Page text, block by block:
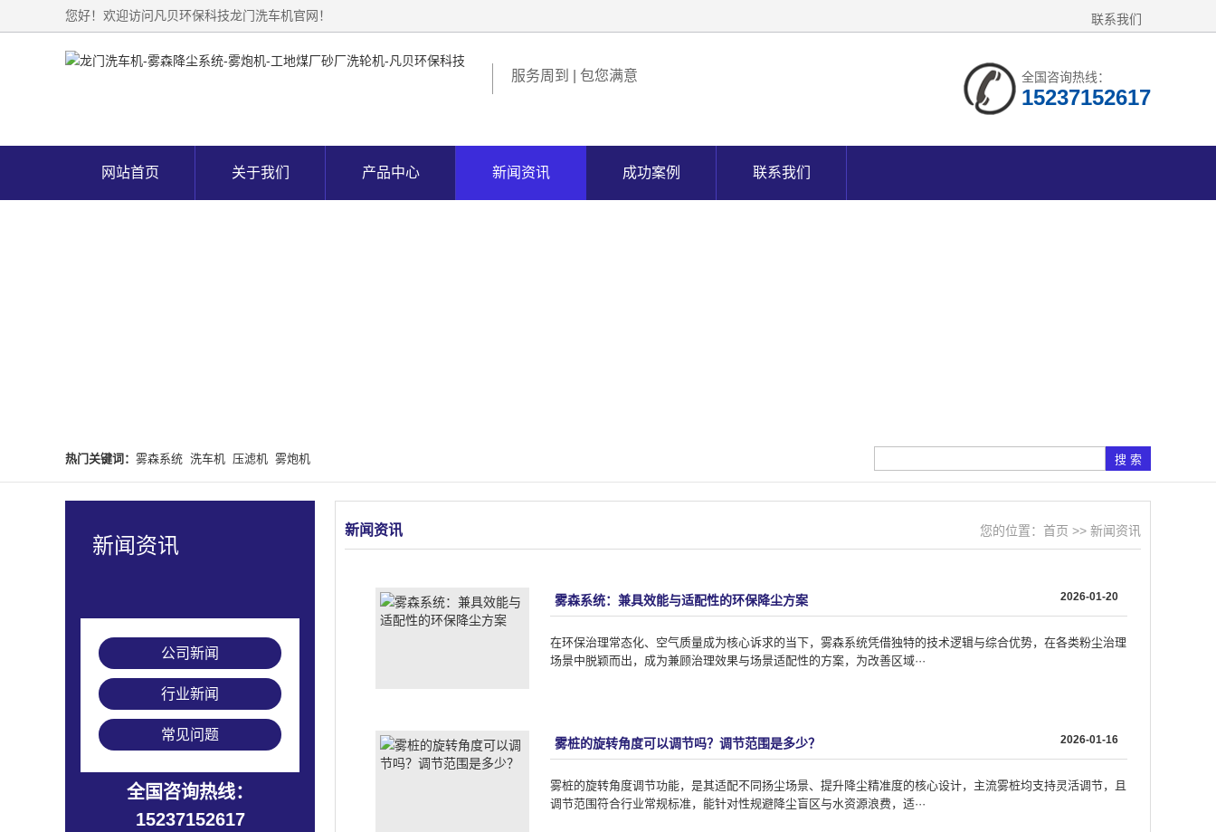
您好！欢迎访问凡贝环保科技龙门洗车机官网！ 联系我们
服务周到 | 包您满意 全国咨询热线：
15237152617
网站首页 关于我们 产品中心 新闻资讯 成功案例 联系我们
热门关键词： 雾森系统 洗车机 压滤机 雾炮机
新闻资讯
公司新闻
行业新闻
常见问题
全国咨询热线：
15237152617
新闻资讯 您的位置： 首页 >> 新闻资讯
雾森系统：兼具效能与适配性的环保降尘方案 2026-01-20
在环保治理常态化、空气质量成为核心诉求的当下，雾森系统凭借独特的技术逻辑与综合优势，在各类粉尘治理
场景中脱颖而出，成为兼顾治理效果与场景适配性的方案，为改善区域···
雾桩的旋转角度可以调节吗？调节范围是多少？ 2026-01-16
雾桩的旋转角度调节功能，是其适配不同扬尘场景、提升降尘精准度的核心设计，主流雾桩均支持灵活调节，且
调节范围符合行业常规标准，能针对性规避降尘盲区与水资源浪费，适···